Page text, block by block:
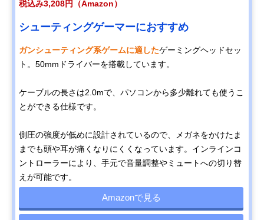
税込み3,208円（Amazon）
シューティングゲーマーにおすすめ
ガンシューティング系ゲームに適したゲーミングヘッドセッ
ト。50mmドライバーを搭載しています。
ケーブルの長さは2.0mで、パソコンから多少離れても使うこ
とができる仕様です。
側圧の強度が低めに設計されているので、メガネをかけたま
までも頭や耳が痛くなりにくくなっています。インラインコ
ントローラーにより、手元で音量調整やミュートへの切り替
えが可能です。
Amazonで見る